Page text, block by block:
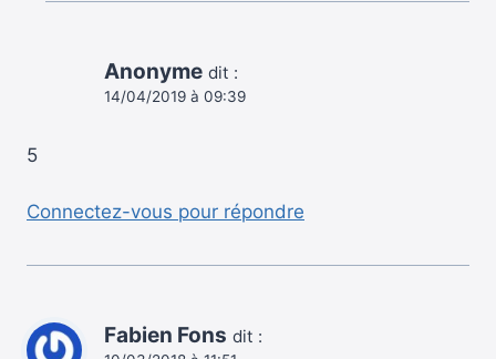
Anonyme dit :
14/04/2019 à 09:39
5
Connectez-vous pour répondre
Fabien Fons dit :